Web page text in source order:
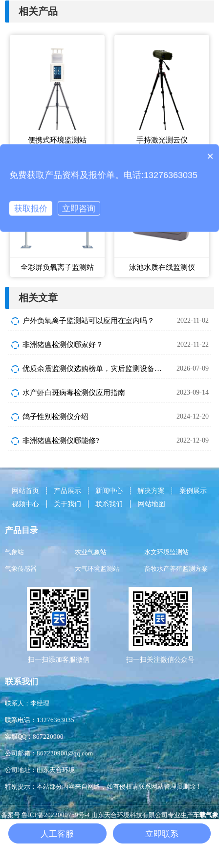
相关产品
便携式环境监测站 手持激光测云仪
全彩屏负氧离子监测站 泳池水质在线监测仪
相关文章
户外负氧离子监测站可以应用在室内吗？ 2022-11-02
非洲猪瘟检测仪哪家好？ 2022-11-22
优质余震监测仪选购榜单，灾后监测设备性价比之选 2026-07-09
水产虾白斑病毒检测仪应用指南 2023-09-14
鸽子性别检测仪介绍 2024-12-20
非洲猪瘟检测仪哪能修? 2022-12-09
网站首页 产品展示 新闻中心 解决方案
案例展示
视频中心
关于我们 联系我们 网站地图
产品目录
气象站 农业气象站 水文环境监测站
气象传感器 大气环境监测站 畜牧水产养殖监测方案
扫一扫添加客服微信 扫一扫关注微信公众号
联系我们
联系人：李经理
联系电话：13276363035
客服QQ：867220900
公司邮箱：867220900@qq.com
公司地址：山东天合环境
特别提示：本站部分内容来自网络，如有侵权请联系网站管理员删除！
备案号 鲁ICP备2022000759号-4山东天合环境科技有限公司专业生产车载气象
,扬尘检测仪负氧离子监测站，非洲猪瘟检测仪等，生产经验丰富，价格优
惠。
设备有检测证书吗？
×
免费获取产品资料及报价单。电话:13276363035
获取报价 立即咨询
人工客服 立即联系